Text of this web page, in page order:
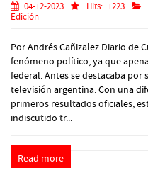
04-12-2023 Hits: 1223
Edición
Por Andrés Cañizalez Diario de
fenómeno político, ya que
federal. Antes se destacaba por
televisión argentina. Con una
primeros resultados oficiales,
indiscutido tr...
Read more